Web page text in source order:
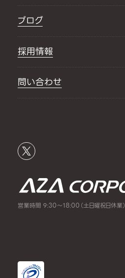
ブログ
採用情報
問い合わせ
営業時間 9:30～18:00（土日曜祝日休業）